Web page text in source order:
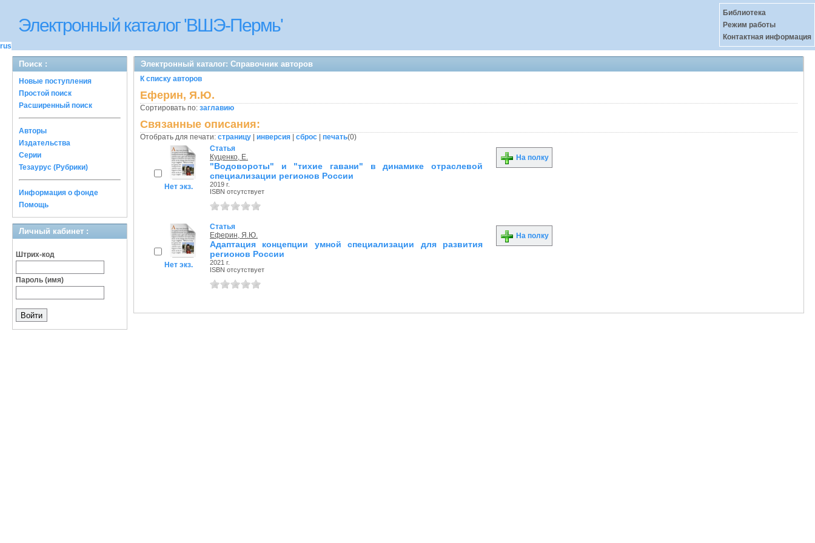
Электронный каталог 'ВШЭ-Пермь'
rus
Библиотека
Режим работы
Контактная информация
Поиск :
Новые поступления
Простой поиск
Расширенный поиск
Авторы
Издательства
Серии
Тезаурус (Рубрики)
Информация о фонде
Помощь
Личный кабинет :
Штрих-код
Пароль (имя)
Электронный каталог: Справочник авторов
К списку авторов
Еферин, Я.Ю.
Сортировать по: заглавию
Связанные описания:
Отобрать для печати: страницу инверсия сброс печать(0)
Нет экз.
Статья
Куценко, Е.
"Водовороты" и "тихие гавани" в динамике отраслевой
специализации регионов России
2019 г.
ISBN отсутствует
На полку
Нет экз.
Статья
Еферин, Я.Ю.
Адаптация концепции умной специализации для развития
регионов России
2021 г.
ISBN отсутствует
На полку